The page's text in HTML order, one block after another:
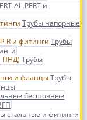
AL-PERT и
Трубы напорные
Трубы
Трубы
Трубы
бесшовные
стальные и фитинги